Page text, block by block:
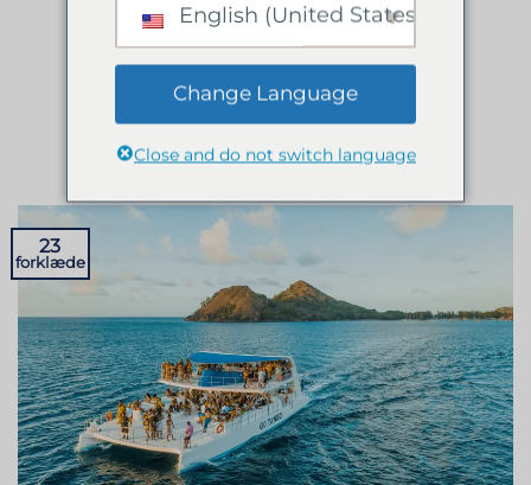
REJSER
uforglemmelig oplevelse
UDGIVET DENAPRIL 23, 2024 AFENKI
23
forklæde
English (United States)
Change Language
Close and do not switch language